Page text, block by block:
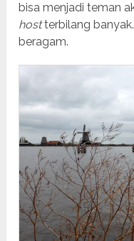
bisa menjadi teman
hostterbilang
beragam.